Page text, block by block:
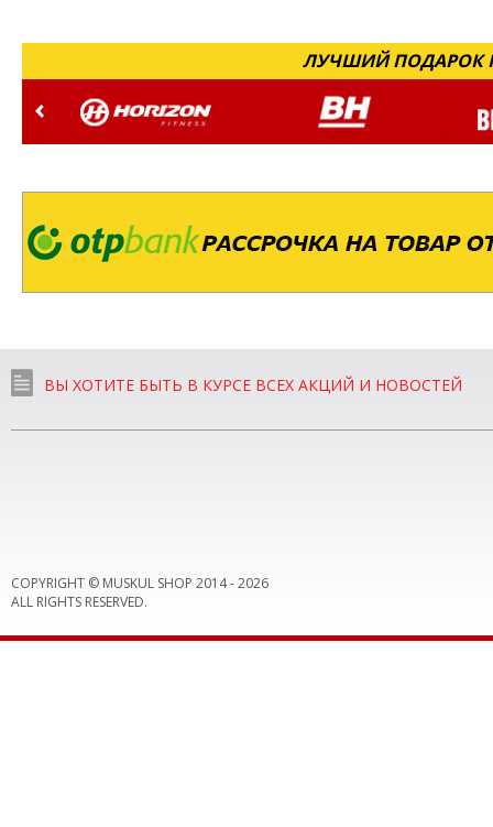
ЛУЧШИЙ ПОДАРОК
ВЫ ХОТИТЕ БЫТЬ В КУРСЕ ВСЕХ АКЦИЙ И НОВОСТЕЙ
COPYRIGHT © MUSKUL SHOP 2014 -2026
ALL RIGHTS RESERVED.